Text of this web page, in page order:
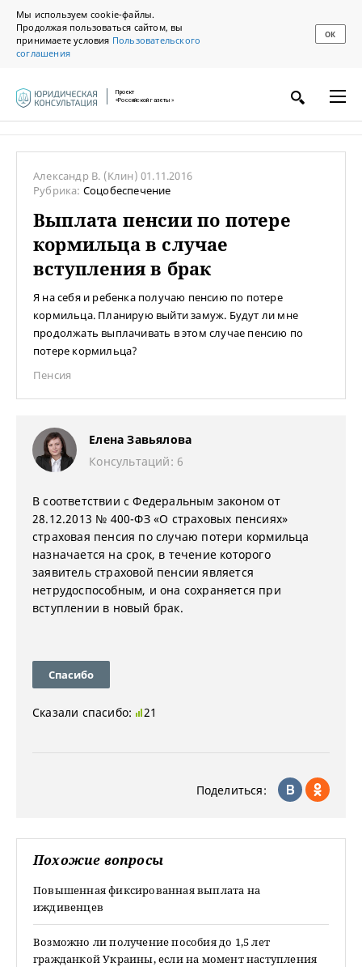
Мы используем cookie-файлы.
Продолжая пользоваться сайтом, вы
принимаете условия Пользовательского
соглашения
ОК
Проект
«Российской газеты»
Александр В. (Клин)01.11.2016
Рубрика: Соцобеспечение
Выплата пенсии по потере
кормильца в случае
вступления в брак
Я на себя и ребенка получаю пенсию по потере
кормильца. Планирую выйти замуж. Будут ли мне
продолжать выплачивать в этом случае пенсию по
потере кормильца?
Пенсия
Елена Завьялова
Консультаций: 6
В соответствии с Федеральным законом от
28.12.2013 № 400-ФЗ «О страховых пенсиях»
страховая пенсия по случаю потери кормильца
назначается на срок, в течение которого
заявитель страховой пенсии является
нетрудоспособным, и она сохраняется при
вступлении в новый брак.
Спасибо
Сказали спасибо: 21
Поделиться:
Похожие вопросы
Повышенная фиксированная выплата на
иждивенцев
Возможно ли получение пособия до 1,5 лет
гражданкой Украины, если на момент наступления